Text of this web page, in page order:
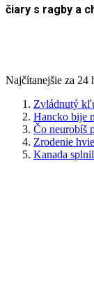
čiary s ragby a
Najčítanejšie za 24
Zvládnutý
Hancko bije
Čo neurobíš
Zrodenie
Kanada